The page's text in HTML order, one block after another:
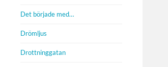
Det började med…
Drömljus
Drottninggatan